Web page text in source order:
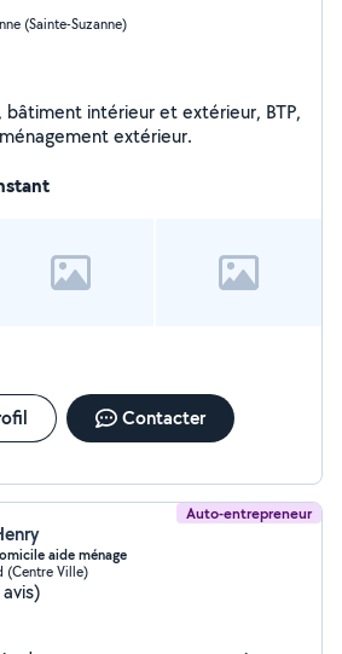
(Sainte-Suzanne)
bâtiment intérieur et extérieur, BTP,
extérieur.
Contacter
Auto-entrepreneur
aide ménage
(Centre Ville)